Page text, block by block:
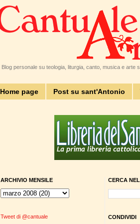
Blog personale su teologia, liturgia, canto, musica e arte
Home page Post su sant'Antonio
CERCA
CONDIVIDI
ARCHIVIO MENSILE
Tweet di @cantuale